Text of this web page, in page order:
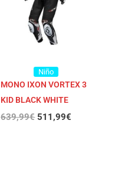
Niño
MONO IXON VORTEX 3
KID BLACK WHITE
639,99€ 511,99€